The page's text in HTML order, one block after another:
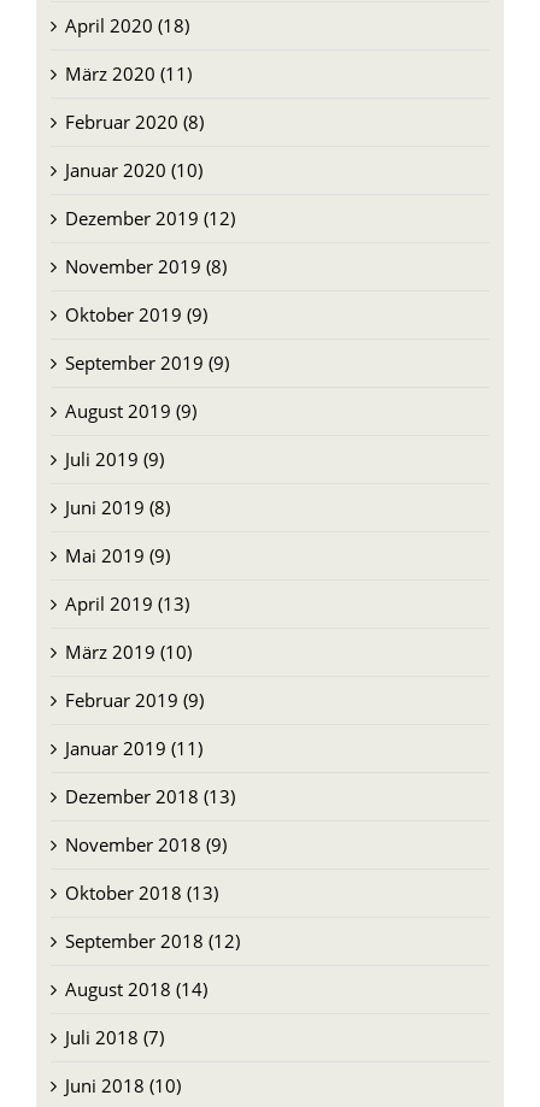
Mai 2020 (14)
April 2020 (18)
März 2020 (11)
Februar 2020 (8)
Januar 2020 (10)
Dezember 2019 (12)
November 2019 (8)
Oktober 2019 (9)
September 2019 (9)
August 2019 (9)
Juli 2019 (9)
Juni 2019 (8)
Mai 2019 (9)
April 2019 (13)
März 2019 (10)
Februar 2019 (9)
Januar 2019 (11)
Dezember 2018 (13)
November 2018 (9)
Oktober 2018 (13)
September 2018 (12)
August 2018 (14)
Juli 2018 (7)